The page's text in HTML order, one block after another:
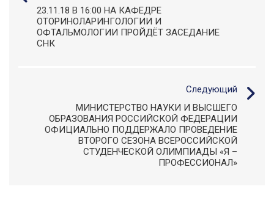
23.11.18 В 16:00 НА КАФЕДРЕ
ОТОРИНОЛАРИНГОЛОГИИ И
ОФТАЛЬМОЛОГИИ ПРОЙДЁТ ЗАСЕДАНИЕ
СНК
Следующий
МИНИСТЕРСТВО НАУКИ И ВЫСШЕГО
ОБРАЗОВАНИЯ РОССИЙСКОЙ ФЕДЕРАЦИИ
ОФИЦИАЛЬНО ПОДДЕРЖАЛО ПРОВЕДЕНИЕ
ВТОРОГО СЕЗОНА ВСЕРОССИЙСКОЙ
СТУДЕНЧЕСКОЙ ОЛИМПИАДЫ «Я –
ПРОФЕССИОНАЛ»